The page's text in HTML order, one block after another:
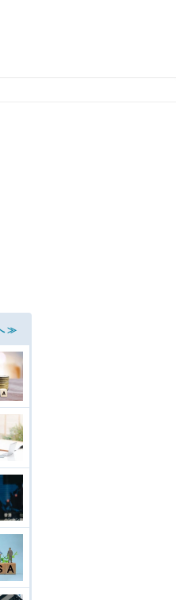
≫